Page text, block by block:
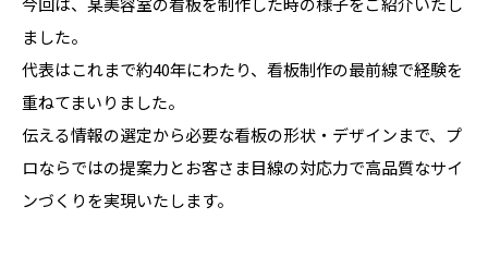
ました。
代表はこれまで約40年にわたり、看板制作の最前線で経験を
重ねてまいりました。
伝える情報の選定から必要な看板の形状・デザインまで、プ
ロならではの提案力とお客さま目線の対応力で高品質なサイ
ンづくりを実現いたします。